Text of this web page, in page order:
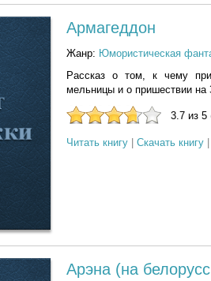
Армагеддон
Жанр: Юмористическая
Рассказ о том, к чему
мельницы и о пришествии
3.7 из 5
Читать книгу Скачать книгу
Арэна (на